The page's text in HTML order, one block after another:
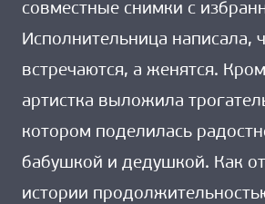
совместные снимки с
Исполнительница написала,
встречаются, а женятся.
артистка выложила
котором поделилась
бабушкой и дедушкой. Как
истории